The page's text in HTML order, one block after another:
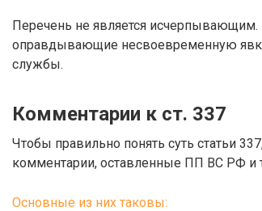
Перечень не является
оправдывающие несвоевременную
службы.
Комментарии к ст. 337
Чтобы правильно понять суть статьи
комментарии, оставленные ПП ВС РФ и
Основные из них таковы: